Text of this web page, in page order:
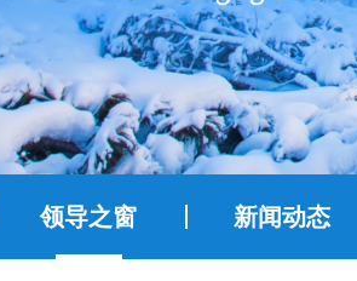
领导之窗 新闻动态